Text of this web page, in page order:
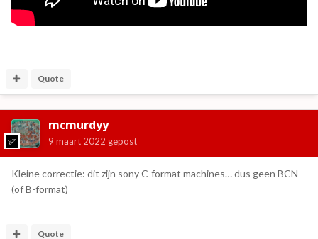
Quote
mcmurdyy
9 maart 2022 gepost
Kleine correctie: dit zijn sony C-format machines… dus geen BCN
(of B-format)
Quote